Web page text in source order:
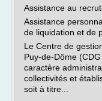
Assistance au
Assistance
de liquidation et de
Le Centre de
Puy-de-Dôme
caractère
collectivités et
soit à titre...